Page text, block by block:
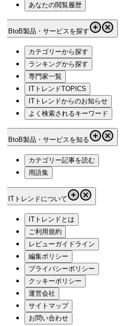
あなたの閲覧履歴
BtoB製品・サービスを探す
カテゴリーから探す
ランキングから探す
専門家一覧
ITトレンドTOPICS
ITトレンドからのお知らせ
よく検索されるキーワード
BtoB製品・サービスを知る
カテゴリー記事を読む
用語集
ITトレンドについて
ITトレンドとは
ご利用規約
レビューガイドライン
編集ポリシー
プライバシーポリシー
クッキーポリシー
運営会社
サイトマップ
お問い合わせ